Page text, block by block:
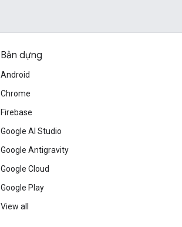
Bản dựng
Android
Chrome
Firebase
Google AI Studio
Google Antigravity
Google Cloud
Google Play
View all